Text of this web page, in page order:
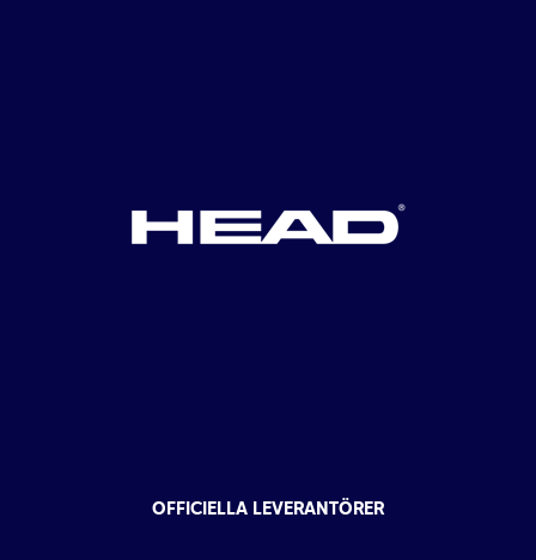
OFFICIELLA LEVERANTÖRER